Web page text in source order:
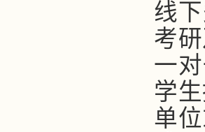
线
考
一
学
单